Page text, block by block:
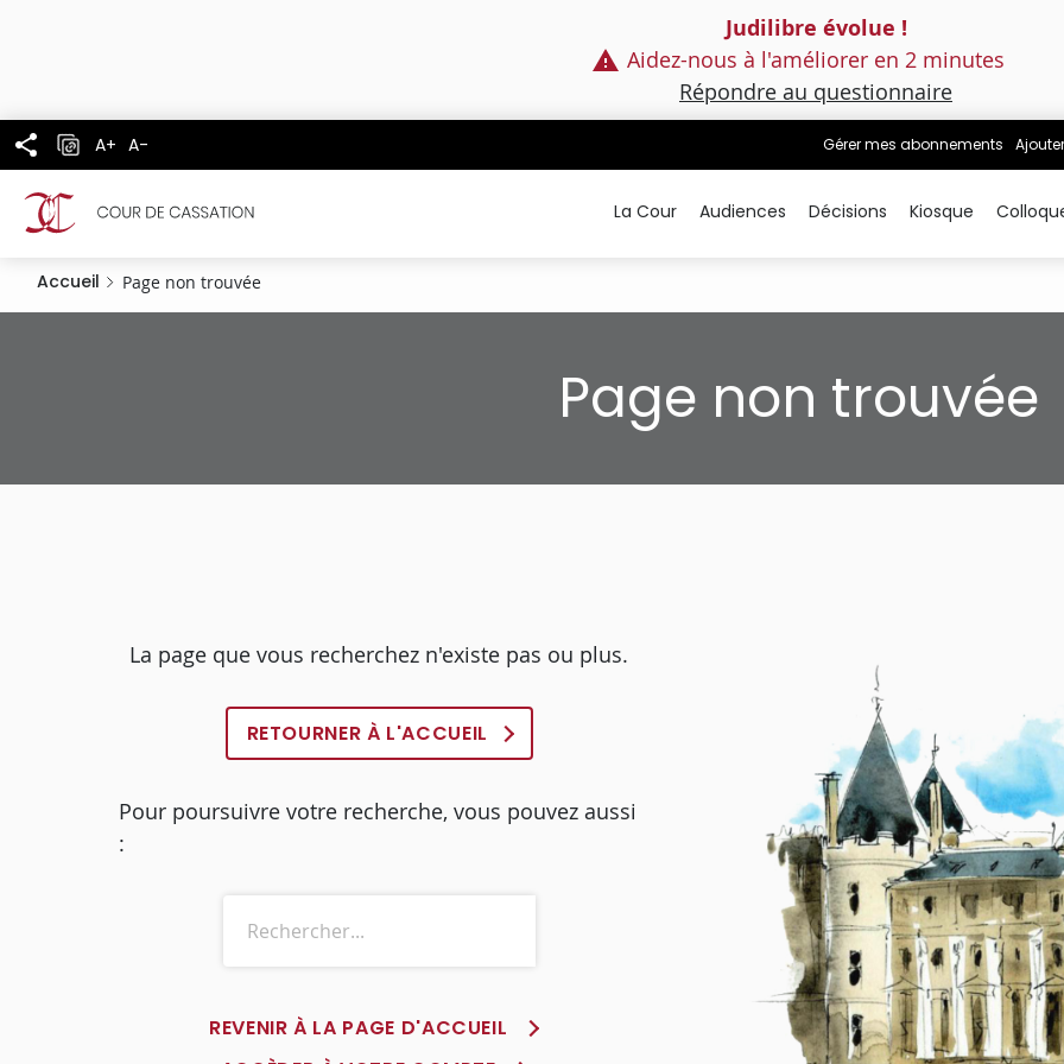
Judilibre évolue !
Aidez-nous à l'améliorer en 2 minutes
Répondre au questionnaire
A+ A- Gérer mes abonnements
La Cour Audiences Décisions Kiosque
Accueil Page non trouvée
Page non trouvée
La page que vous recherchez n'existe pas ou plus.
RETOURNER À L'ACCUEIL
Pour poursuivre votre recherche, vous pouvez aussi
:
REVENIR À LA PAGE D'ACCUEIL